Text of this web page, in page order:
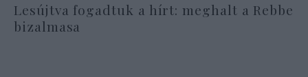
Lesújtva fogadtuk a hírt: meghalt a Rebbe
bizalmasa